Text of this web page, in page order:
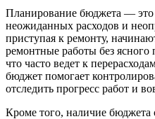
Планирование бюджета — это
неожиданных расходов и
приступая к ремонту,
ремонтные работы без
что часто ведет к
бюджет помогает
отследить прогресс работ и
Кроме того, наличие бюджета